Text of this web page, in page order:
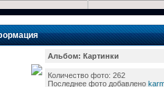
Альбом: Картинки
Количество фото: 262
Последнее фото добавлено